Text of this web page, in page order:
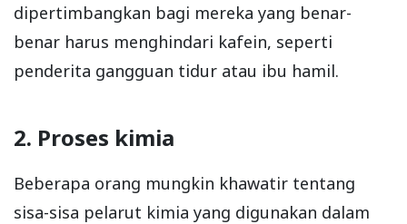
dipertimbangkan bagi mereka yang benar-
benar harus menghindari kafein, seperti
penderita gangguan tidur atau ibu hamil.
2. Proses kimia
Beberapa orang mungkin khawatir tentang
sisa-sisa pelarut kimia yang digunakan dalam